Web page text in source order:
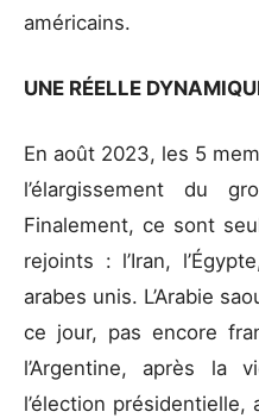
américains.
UNE RÉELLE
En août 2023, les 5
l’élargissement du
Finalement, ce sont
rejoints : l’Iran,
arabes unis. L’Arabie
ce jour, pas encore
l’Argentine, après la
l’élection présidentielle,